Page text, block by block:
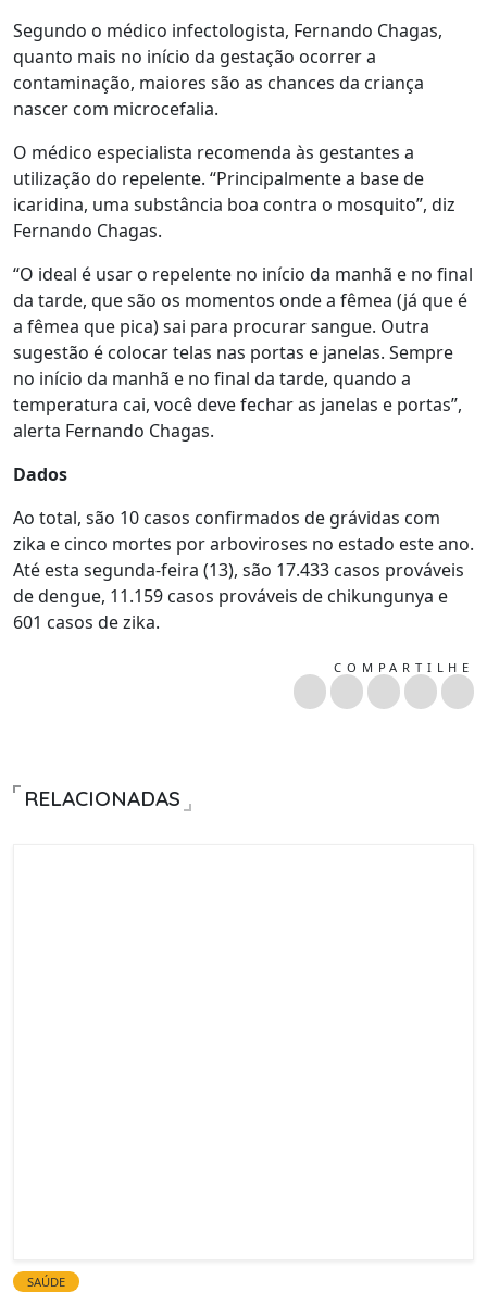
Segundo o médico infectologista, Fernando Chagas,
quanto mais no início da gestação ocorrer a
contaminação, maiores são as chances da criança
nascer com microcefalia.
O médico especialista recomenda às gestantes a
utilização do repelente. “Principalmente a base de
icaridina, uma substância boa contra o mosquito”, diz
Fernando Chagas.
“O ideal é usar o repelente no início da manhã e no final
da tarde, que são os momentos onde a fêmea (já que é
a fêmea que pica) sai para procurar sangue. Outra
sugestão é colocar telas nas portas e janelas. Sempre
no início da manhã e no final da tarde, quando a
temperatura cai, você deve fechar as janelas e portas”,
alerta Fernando Chagas.
Dados
Ao total, são 10 casos confirmados de grávidas com
zika e cinco mortes por arboviroses no estado este ano.
Até esta segunda-feira (13), são 17.433 casos prováveis
de dengue, 11.159 casos prováveis de chikungunya e
601 casos de zika.
COMPARTILHE
RELACIONADAS
SAÚDE